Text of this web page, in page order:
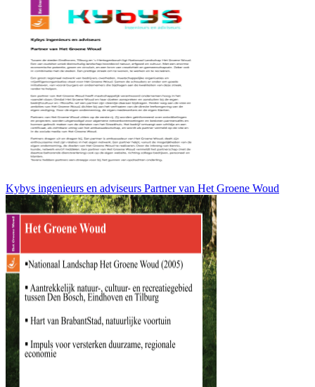
Kybys ingenieurs en adviseurs Partner van Het Groene Woud